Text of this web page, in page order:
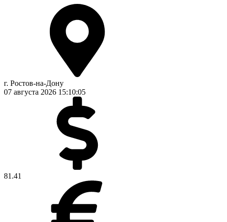
г. Ростов-на-Дону
07 августа 2026 15:10:06
81.41